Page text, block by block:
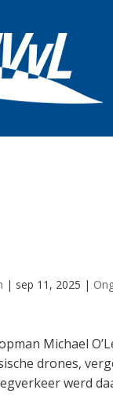
| sep 11, 2025 |
Michael
drones,
werd